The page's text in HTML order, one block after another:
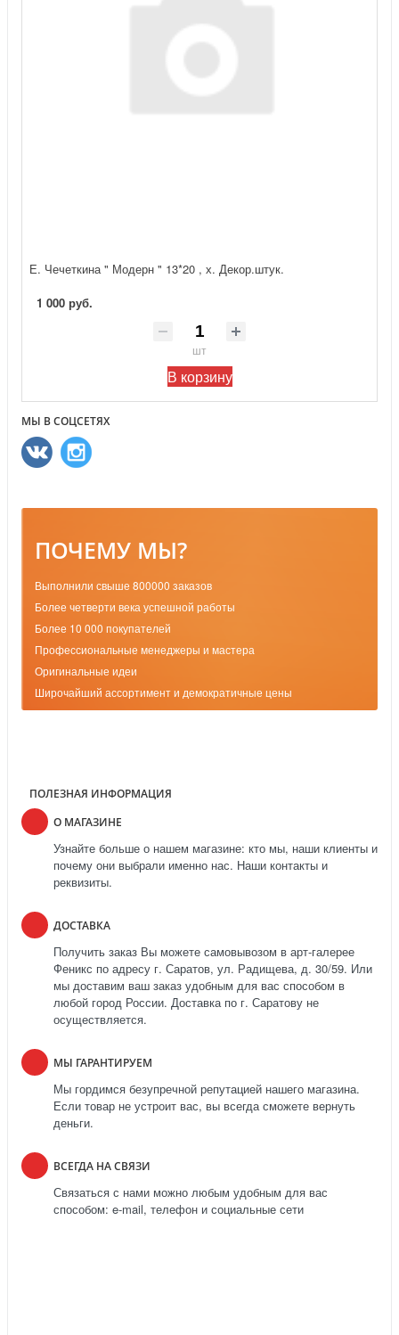
Е. Чечеткина " Модерн " 13*20 , х. Декор.штук.
1 000 руб.
шт
В корзину
МЫ В СОЦСЕТЯХ
ПОЧЕМУ МЫ?
Выполнили свыше 800000 заказов
Более четверти века успешной работы
Более 10 000 покупателей
Профессиональные менеджеры и мастера
Оригинальные идеи
Широчайший ассортимент и демократичные цены
ПОЛЕЗНАЯ ИНФОРМАЦИЯ
О МАГАЗИНЕ
Узнайте больше о нашем магазине: кто мы, наши клиенты и
почему они выбрали именно нас. Наши контакты и
реквизиты.
ДОСТАВКА
Получить заказ Вы можете самовывозом в арт-галерее
Феникс по адресу г. Саратов, ул. Радищева, д. 30/59. Или
мы доставим ваш заказ удобным для вас способом в
любой город России. Доставка по г. Саратову не
осуществляется.
МЫ ГАРАНТИРУЕМ
Мы гордимся безупречной репутацией нашего магазина.
Если товар не устроит вас, вы всегда сможете вернуть
деньги.
ВСЕГДА НА СВЯЗИ
Связаться с нами можно любым удобным для вас
способом: e-mail, телефон и социальные сети